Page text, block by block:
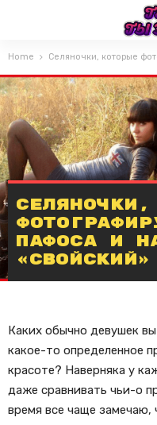
Home Селяночки, которые
пафоса и
Каких обычно девушек
какое-то определенное
красоте? Наверняка у
даже сравнивать чьи-о
время все чаще замечаю,